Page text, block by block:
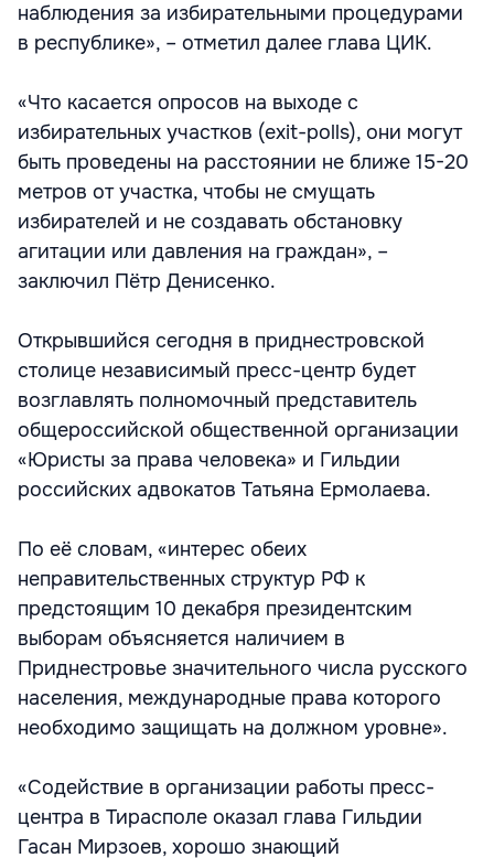
наблюдения за избирательными процедурами
в республике», – отметил далее глава ЦИК.
«Что касается опросов на выходе с
избирательных участков (exit-polls), они могут
быть проведены на расстоянии не ближе 15-20
метров от участка, чтобы не смущать
избирателей и не создавать обстановку
агитации или давления на граждан», –
заключил Пётр Денисенко.
Открывшийся сегодня в приднестровской
столице независимый пресс-центр будет
возглавлять полномочный представитель
общероссийской общественной организации
«Юристы за права человека» и Гильдии
российских адвокатов Татьяна Ермолаева.
По её словам, «интерес обеих
неправительственных структур РФ к
предстоящим 10 декабря президентским
выборам объясняется наличием в
Приднестровье значительного числа русского
населения, международные права которого
необходимо защищать на должном уровне».
«Содействие в организации работы пресс-
центра в Тирасполе оказал глава Гильдии
Гасан Мирзоев, хорошо знающий